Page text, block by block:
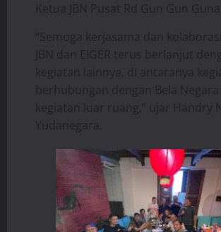
Ketua JBN Pusat Rd Gun Gun
“Semoga kerjasama dan
JBN dan EIGER terus berlanjut
kegiatan lainnya, di antaranya
berhubungan dengan Bela Negara
kegiatan luar ruang,” ujar Handry
Yudanegara.